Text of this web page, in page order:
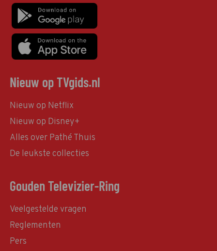
Nieuw op TVgids.nl
Nieuw op Netflix
Nieuw op Disney+
Alles over Pathé Thuis
De leukste collecties
Gouden Televizier-Ring
Veelgestelde vragen
Reglementen
Pers